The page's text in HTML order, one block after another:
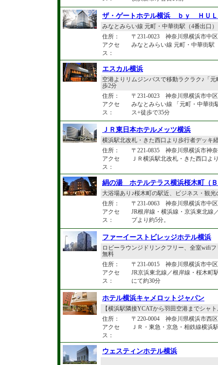
ザ・ゲートホテル横浜 ｂｙ ＨＵ
みなとみらい線 元町・中華街駅（4番出口
住所：
〒231-0023 神奈川県横浜市中
アクセ
ス：
みなとみらい線 元町・中華街駅
エスカル横浜
空港よりリムジンバスで移動ラクラク♪「
歩2分
住所：
〒231-0023 神奈川県横浜市中
アクセ
ス：
みなとみらい線 「元町・中華街
ス+徒歩で35分
ＪＲ東日本ホテルメッツ横浜
横浜駅北改札・きた西口より歩行者デッキ
住所：
〒221-0835 神奈川県横浜市神
アクセ
ス：
ＪＲ横浜駅北改札・きた西口よ
絹の湯 ホテルテラス横浜桜木町（
大浴場あり♪桜木町の駅近、ビジネス・観
住所：
〒231-0063 神奈川県横浜市中
アクセ
ス：
JR根岸線・横浜線・京浜東北線
プより約5分。
ファーイーストビレッジホテル横浜
ロビーラウンジドリンクフリー、全室wifi
無料
住所：
〒231-0015 神奈川県横浜市中
アクセ
ス：
JR京浜東北線／根岸線・桜木
にて約30分
ホテル横浜キャメロットジャパン
【横浜駅隣接YCATから羽田空港までシャ
住所：
〒220-0004 神奈川県横浜市西
アクセ
ス：
ＪＲ・東急・京急・相鉄線横浜
ウェスティンホテル横浜